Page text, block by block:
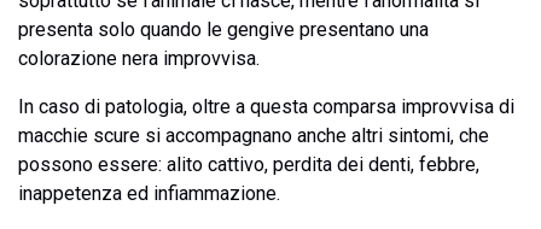
presenta solo quando le gengive presentano una
colorazione nera improvvisa.
In caso di patologia, oltre a questa comparsa improvvisa di
macchie scure si accompagnano anche altri sintomi, che
possono essere: alito cattivo, perdita dei denti, febbre,
inappetenza ed infiammazione.